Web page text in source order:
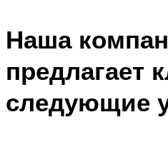
Наша
предлагает
следующие